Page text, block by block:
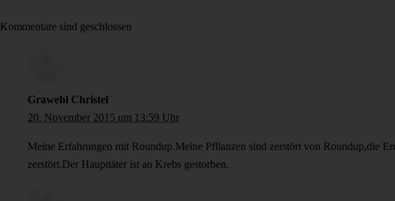
Kommentare sind geschlossen
Grawehl Christel
20. November 2015 um 13:59 Uhr
Meine Erfahrungen mit Roundup.Meine Pfllanzen sind zerstört von Roundup,die
zerstört.Der Haupttäter ist an Krebs gestorben.